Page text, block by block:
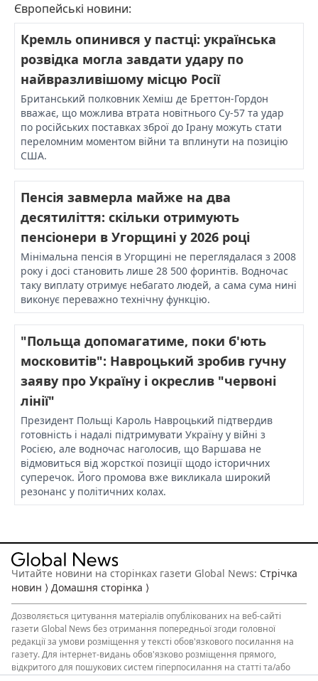
Європейські новини:
Кремль опинився у пастці: українська
розвідка могла завдати удару по
найвразливішому місцю Росії
Британський полковник Хеміш де Бреттон-Гордон
вважає, що можлива втрата новітнього Су-57 та удар
по російських поставках зброї до Ірану можуть стати
переломним моментом війни та вплинути на позицію
США.
Пенсія завмерла майже на два
десятиліття: скільки отримують
пенсіонери в Угорщині у 2026 році
Мінімальна пенсія в Угорщині не переглядалася з 2008
року і досі становить лише 28 500 форинтів. Водночас
таку виплату отримує небагато людей, а сама сума нині
виконує переважно технічну функцію.
"Польща допомагатиме, поки б'ють
московитів": Навроцький зробив гучну
заяву про Україну і окреслив "червоні
лінії"
Президент Польщі Кароль Навроцький підтвердив
готовність і надалі підтримувати Україну у війні з
Росією, але водночас наголосив, що Варшава не
відмовиться від жорсткої позиції щодо історичних
суперечок. Його промова вже викликала широкий
резонанс у політичних колах.
Читайте новини на сторінках газети Global News: Стрічка
новин ⟩ Домашня сторінка ⟩
Дозволяється цитування матеріалівопублікованих на веб-сайті
газети Global News без отримання попередньої згоди головної
редакції за умови розміщення у тексті обов'язкового посилання на
газету. Для інтернет-видань обов'язково розміщення прямого,
відкритого для пошукових систем гіперпосилання на статті та/або